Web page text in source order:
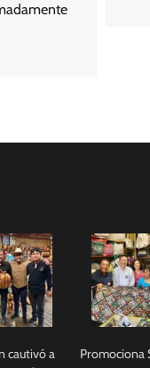
cautivó a
Promociona